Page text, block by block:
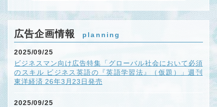
広告企画情報 planning
2025/09/25
ビジネスマン向け広告特集「グローバル社会において必須
のスキル ビジネス英語の『英語学習法』（仮題）」週刊
東洋経済 26年3月23日発売
2025/09/25